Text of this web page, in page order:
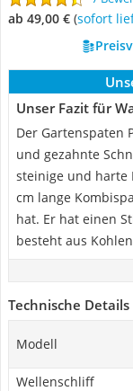
ab 49,00 € ( Sofort
Unser Fazit für
Der Gartenspaten
und gezahnte
steinige und harte
cm lange
hat. Er hat einen
besteht aus
Technische Details
Modell
Wellenschliff